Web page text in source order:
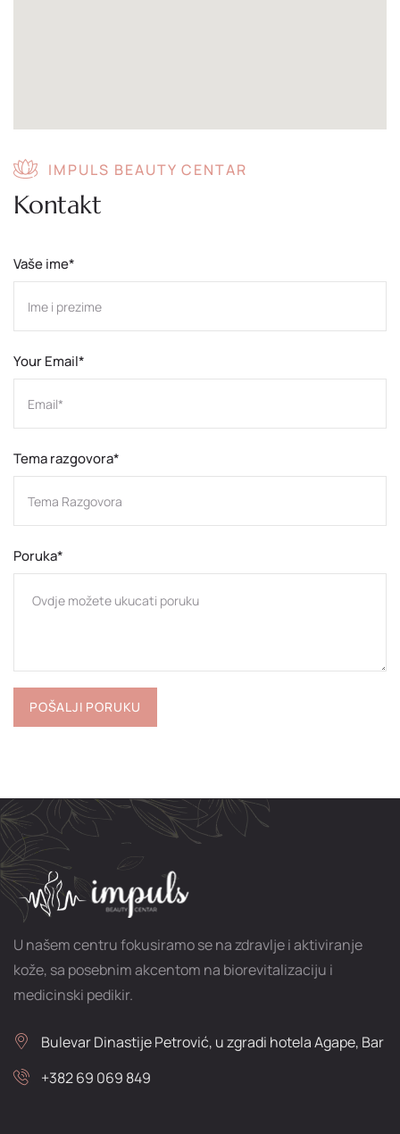
IMPULS BEAUTY CENTAR
Kontakt
Vaše ime*
Your Email*
Tema razgovora*
Poruka*
U našem centru fokusiramo se na zdravlje i aktiviranje
kože, sa posebnim akcentom na biorevitalizaciju i
medicinski pedikir.
Bulevar Dinastije Petrović, u zgradi hotela Agape, Bar
+382 69 069 849